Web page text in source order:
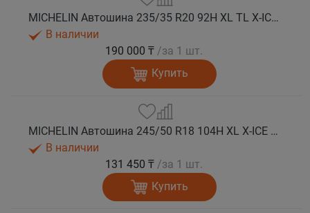
MICHELIN Автошина 235/35 R20 92H XL TL X-ICE SNOW зима
В наличии
190 000 ₸ /за 1 шт.
Купить
MICHELIN Автошина 245/50 R18 104H XL X-ICE SNOW зима
В наличии
131 450 ₸ /за 1 шт.
Купить